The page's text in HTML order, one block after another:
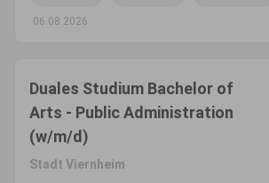
06.08.2026
Duales Studium Bachelor of
Arts - Public Administration
(w/m/d)
Stadt Viernheim